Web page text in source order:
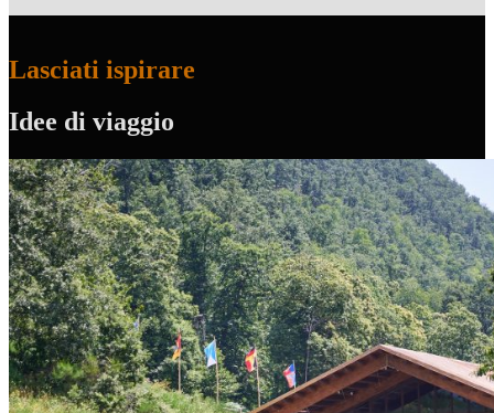
Lasciati ispirare
Idee di viaggio